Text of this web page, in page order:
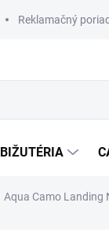
Reklamačný
BIŽUTÉRIA
Aqua Camo Landing